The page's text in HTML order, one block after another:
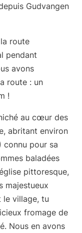
Gudvangen
route
pendant
avons
route : un
!
au cœur des
abritant environ
connu pour sa
baladées
pittoresque,
majestueux
le village, tu
fromage de
Nous en avons